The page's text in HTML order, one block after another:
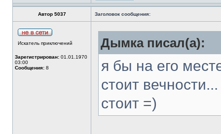
Автор 5037 Заголовок сообщения:
Искатель приключений
Зарегистрирован: 01.01.1970
03:00
Сообщения: 8
Дымка писал(а):
я бы на его
стоит
стоит =)